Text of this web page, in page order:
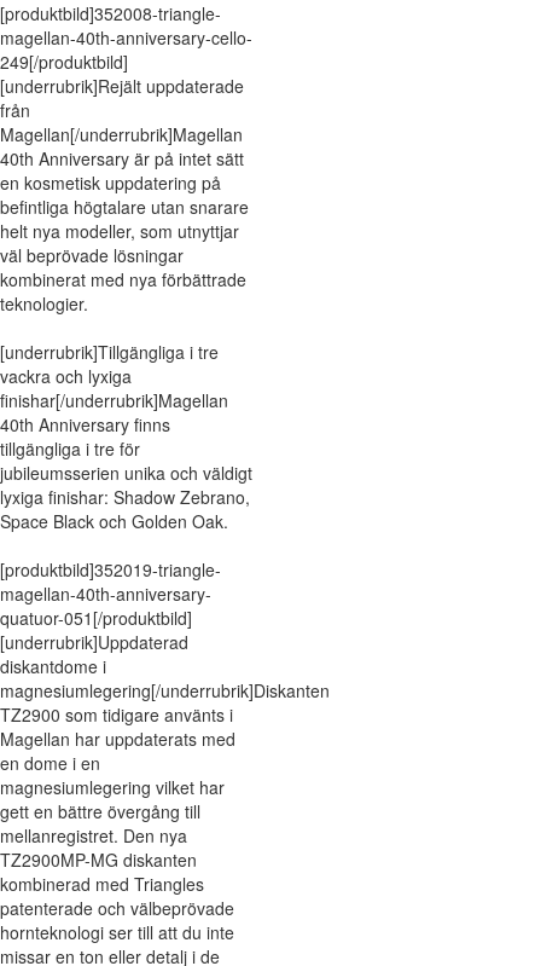
[produktbild]352008-triangle-
magellan-40th-anniversary-cello-
249[/produktbild]
[underrubrik]Rejält uppdaterade
från
Magellan[/underrubrik]Magellan
40th Anniversary är på intet sätt
en kosmetisk uppdatering på
befintliga högtalare utan snarare
helt nya modeller, som utnyttjar
väl beprövade lösningar
kombinerat med nya förbättrade
teknologier.
[underrubrik]Tillgängliga i tre
vackra och lyxiga
finishar[/underrubrik]Magellan
40th Anniversary finns
tillgängliga i tre för
jubileumsserien unika och väldigt
lyxiga finishar: Shadow Zebrano,
Space Black och Golden Oak.
[produktbild]352019-triangle-
magellan-40th-anniversary-
quatuor-051[/produktbild]
[underrubrik]Uppdaterad
diskantdome i
magnesiumlegering[/underrubrik]Diskanten
TZ2900 som tidigare använts i
Magellan har uppdaterats med
en dome i en
magnesiumlegering vilket har
gett en bättre övergång till
mellanregistret. Den nya
TZ2900MP-MG diskanten
kombinerad med Triangles
patenterade och välbeprövade
hornteknologi ser till att du inte
missar en ton eller detalj i de